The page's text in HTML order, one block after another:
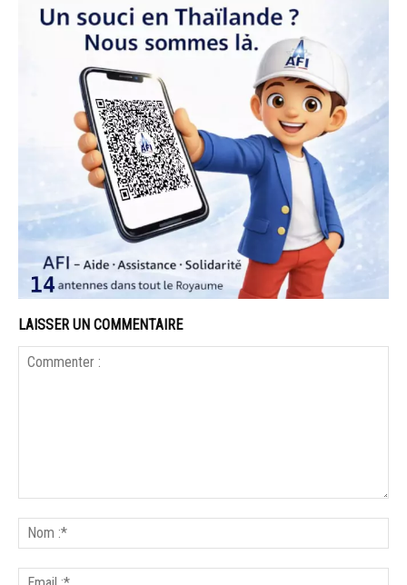
LAISSER UN COMMENTAIRE